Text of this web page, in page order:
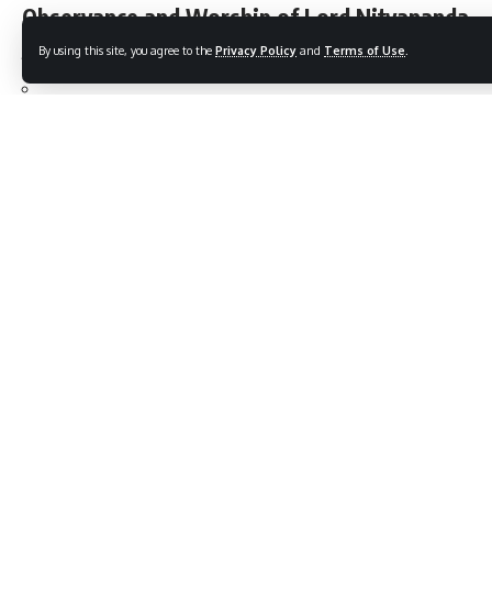
By using this site, you agree to the Privacy Policy and Terms of Use
Observance and Worship of Lord Nityananda